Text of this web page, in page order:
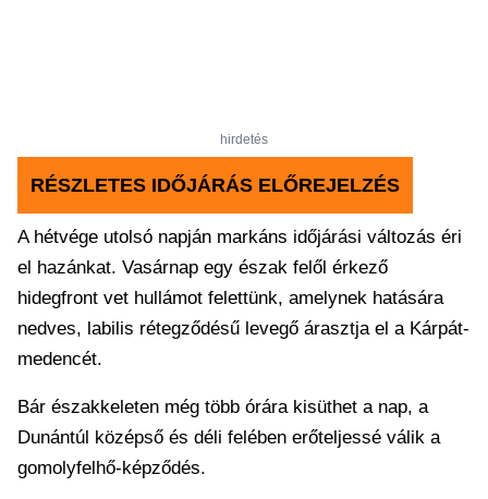
hirdetés
RÉSZLETES IDŐJÁRÁS ELŐREJELZÉS
A hétvége utolsó napján markáns időjárási változás éri
el hazánkat. Vasárnap egy észak felől érkező
hidegfront vet hullámot felettünk, amelynek hatására
nedves, labilis rétegződésű levegő árasztja el a Kárpát-
medencét.
Bár északkeleten még több órára kisüthet a nap, a
Dunántúl középső és déli felében erőteljessé válik a
gomolyfelhő-képződés.